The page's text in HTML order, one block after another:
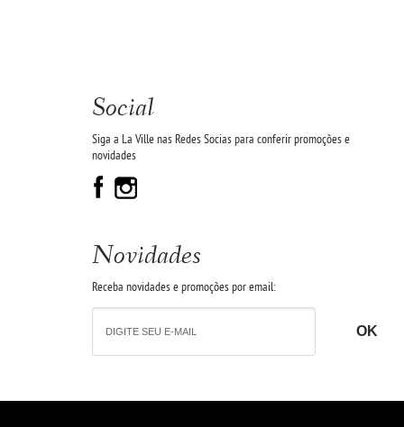
Social
Siga a La Ville nas Redes Socias para conferir promoções e
novidades
Novidades
Receba novidades e promoções por email: